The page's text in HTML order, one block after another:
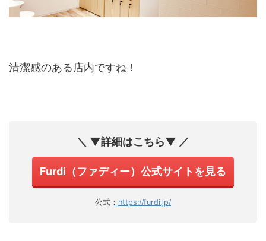
清潔感のある店内ですね！
＼ ▼詳細はこちら▼ ／
Furdi（ファディー）公式サイトを見る
公式： https://furdi.jp/